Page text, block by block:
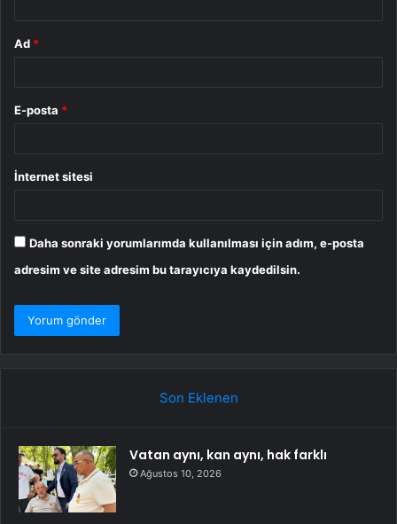
Ad *
E-posta *
İnternet sitesi
Daha sonraki yorumlarımda kullanılması için adım, e-posta
adresim ve site adresim bu tarayıcıya kaydedilsin.
Son Eklenen
Vatan aynı, kan aynı, hak farklı
Ağustos 10, 2026